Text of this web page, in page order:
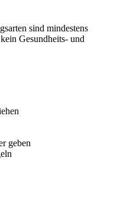
sind mindestens
Gesundheits- und
geben